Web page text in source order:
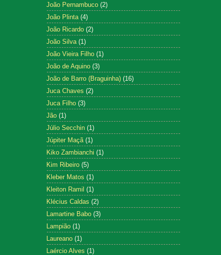
João Pernambuco (2)
João Plinta (4)
João Ricardo (2)
João Silva (1)
João Vieira Filho (1)
João de Aquino (3)
João de Barro (Braguinha) (16)
Juca Chaves (2)
Juca Filho (3)
Jão (1)
Júlio Secchin (1)
Júpiter Maçã (1)
Kiko Zambianchi (1)
Kim Ribeiro (5)
Kleber Matos (1)
Kleiton Ramil (1)
Klécius Caldas (2)
Lamartine Babo (3)
Lampião (1)
Laureano (1)
Laércio Alves (1)